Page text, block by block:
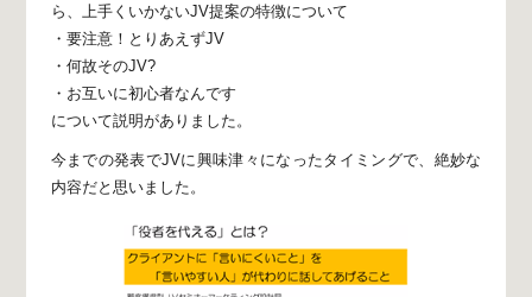
ら、
上手くいかないJV提案の特徴について
・要注意！とりあえずJV
・何故そのJV?
・お互いに初心者なんです
について説明がありました。
今までの発表でJVに興味津々になったタイミングで、 絶妙な
内容だと思いました。